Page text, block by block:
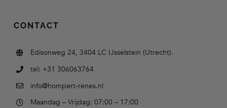
CONTACT
Edisonweg 24, 3404 LC IJsselstein (Utrecht).
tel: +31 306063764
info@hompert-renes.nl
Maandag – Vrijdag: 07:00 – 17:00